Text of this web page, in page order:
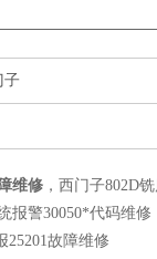
子
维修 ，西门子802D
警30050*代码维
25201故障维修